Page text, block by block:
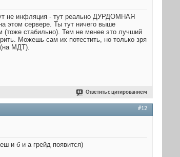
не инфляция - тут реально ДУРДОМНАЯ
этом сервере. Ты тут ничего выше
(тоже стабильно). Тем не менее это лучший
Можешь сам их потестить, но только зря
МДТ).
Ответить с цитированием
#12
и б и а грейд появится)